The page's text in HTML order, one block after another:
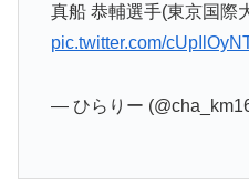
真船 恭輔選手(東京国際
pic.twitter.com/
— ひらりー